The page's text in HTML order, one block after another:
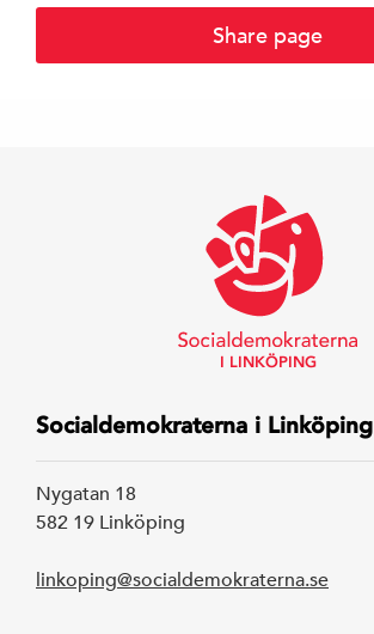
Share page
I LINKÖPING
Socialdemokraterna i Linköping
Nygatan 18
582 19 Linköping
linkoping@socialdemokraterna.se